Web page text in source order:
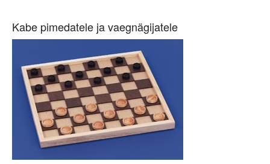
Kabe pimedatele ja vaegnägijatele